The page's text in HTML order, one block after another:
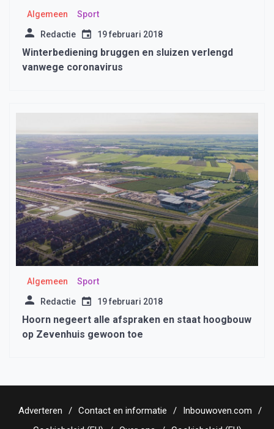
Algemeen Sport
Redactie 19 februari 2018
Winterbediening bruggen en sluizen verlengd
vanwege coronavirus
Algemeen Sport
Redactie 19 februari 2018
Hoorn negeert alle afspraken en staat hoogbouw
op Zevenhuis gewoon toe
Adverteren Contact en informatie
Inbouwoven.com